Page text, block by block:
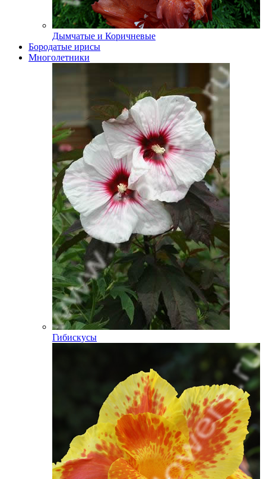
Дымчатые и Коричневые
Бородатые ирисы
Многолетники
Гибискусы